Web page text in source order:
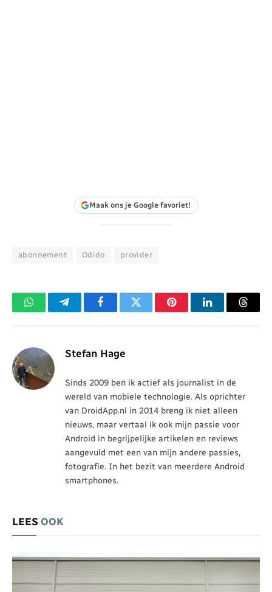
Maak ons je Google favoriet!
abonnement Odido provider
WhatsAppTelegramFacebookTwitter PinterestLinkedIn
Stefan Hage
Sinds 2009 ben ik actief als journalist in de
wereld van mobiele technologie. Als oprichter
van DroidApp.nl in 2014 breng ik niet alleen
nieuws, maar vertaal ik ook mijn passie voor
Android in begrijpelijke artikelen en reviews
aangevuld met een van mijn andere passies,
fotografie. In het bezit van meerdere Android
smartphones.
LEES OOK